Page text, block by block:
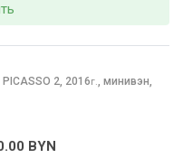
PICASSO 2, 2016г., минивэн,
BYN